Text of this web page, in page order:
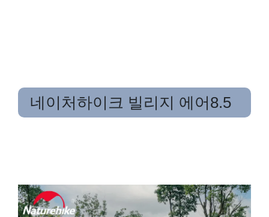
네이처하이크 빌리지 에어8.5